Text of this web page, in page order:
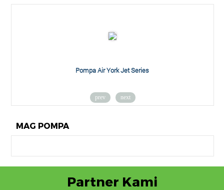
Pompa Air York Jet Series
prev next
MAG POMPA
Partner Kami